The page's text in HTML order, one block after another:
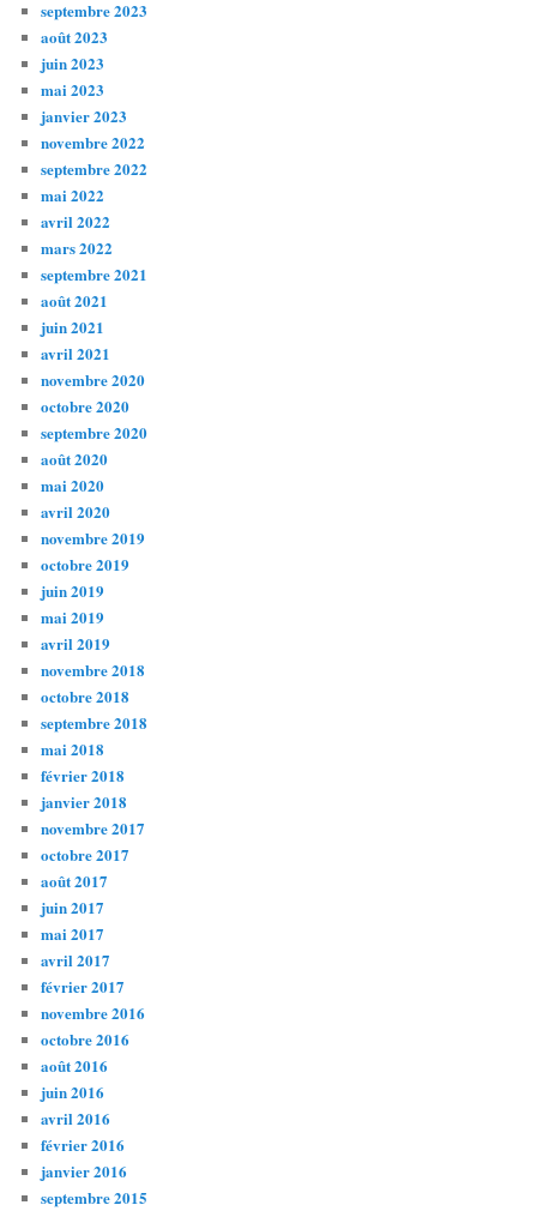
septembre 2023
août 2023
juin 2023
mai 2023
janvier 2023
novembre 2022
septembre 2022
mai 2022
avril 2022
mars 2022
septembre 2021
août 2021
juin 2021
avril 2021
novembre 2020
octobre 2020
septembre 2020
août 2020
mai 2020
avril 2020
novembre 2019
octobre 2019
juin 2019
mai 2019
avril 2019
novembre 2018
octobre 2018
septembre 2018
mai 2018
février 2018
janvier 2018
novembre 2017
octobre 2017
août 2017
juin 2017
mai 2017
avril 2017
février 2017
novembre 2016
octobre 2016
août 2016
juin 2016
avril 2016
février 2016
janvier 2016
septembre 2015